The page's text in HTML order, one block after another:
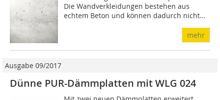
Die Wandverkleidungen bestehen aus
echtem Beton und können dadurch nicht...
mehr
Ausgabe 09/2017
Dünne PUR-Dämmplatten mit WLG 024